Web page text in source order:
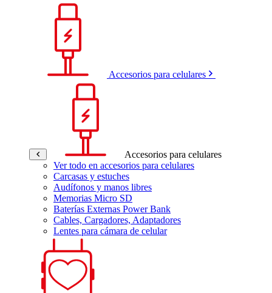
Accesorios para celulares
Accesorios para celulares
Ver todo en accesorios para celulares
Carcasas y estuches
Audífonos y manos libres
Memorias Micro SD
Baterías Externas Power Bank
Cables, Cargadores, Adaptadores
Lentes para cámara de celular